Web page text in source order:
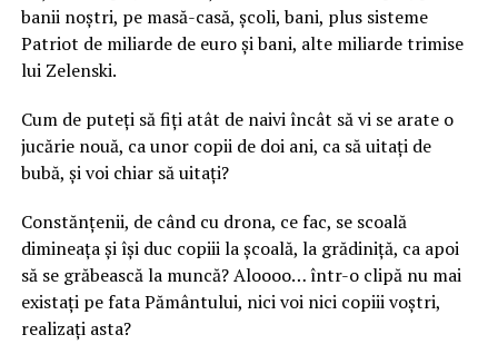
banii noștri, pe masă-casă, școli, bani, plus sisteme
Patriot de miliarde de euro și bani, alte miliarde trimise
lui Zelenski.
Cum de puteți să fiți atât de naivi încât să vi se arate o
jucărie nouă, ca unor copii de doi ani, ca să uitați de
bubă, și voi chiar să uitați?
Constănțenii, de când cu drona, ce fac, se scoală
dimineața și își duc copiii la școală, la grădiniță, ca apoi
să se grăbească la muncă? Aloooo… într-o clipă nu mai
existați pe fata Pământului, nici voi nici copiii voștri,
realizați asta?